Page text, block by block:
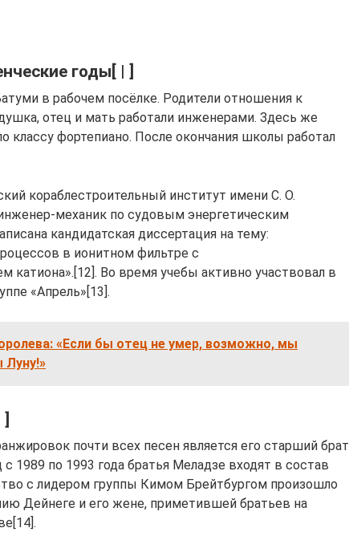
годы[ | ]
в рабочем посёлке. Родители отношения к
отец и мать работали инженерами. Здесь же
классу фортепиано. После окончания школы работал
кораблестроительный институт имени С. О.
механик по судовым энергетическим
кандидатская диссертация на тему:
в ионитном фильтре с
Во время учебы активно участвовал в
«Апрель»[13].
«Если бы отец не умер, возможно, мы
Луну!»
почти всех песен является его старший брат
1989 по 1993 года братья Меладзе входят в состав
с лидером группы Кимом Брейтбургом произошло
Дейнеге и его жене, приметившей братьев на